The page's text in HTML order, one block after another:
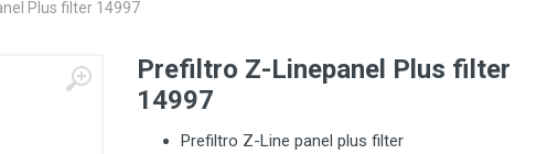
Plus filter 14997
Prefiltro Z-Linepanel Plus filter
14997
Prefiltro Z-Line panel plus filter